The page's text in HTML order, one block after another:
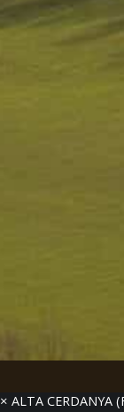
ALTA CERDANYA